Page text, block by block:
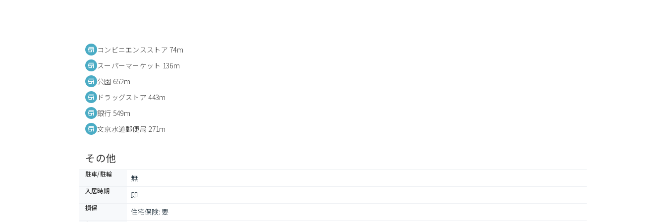
コンビニエンスストア 74m
スーパーマーケット 136m
公園 652m
ドラッグストア 443m
銀行 549m
文京水道郵便局 271m
その他
駐車/駐輪 無
入居時期 即
損保 住宅保険: 要